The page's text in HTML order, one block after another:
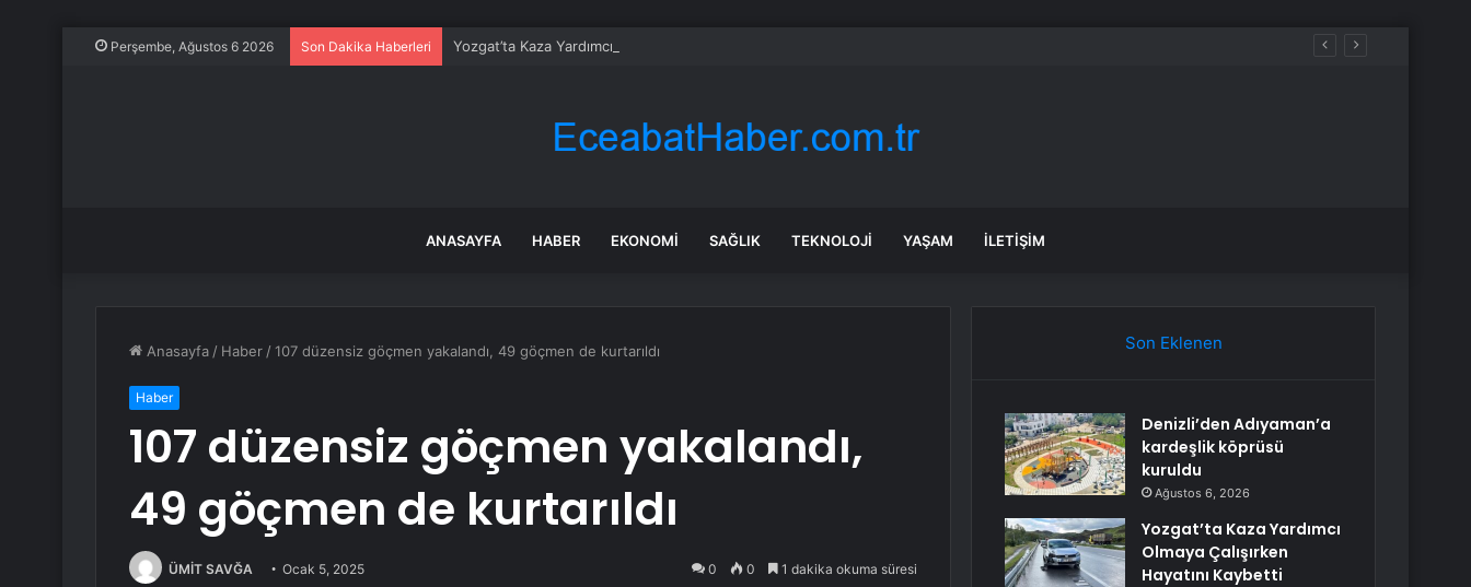
Perşembe, Ağustos 6 2026 Son Dakika Haberleri Yozgat’ta Kaza Yardımcı Olmaya Çalışırken Hayatını Kaybetti
ANASAYFA HABER EKONOMI SAĞLIK TEKNOLOJI YAŞAM İLETIŞIM
Anasayfa / Haber /107 düzensiz göçmen yakalandı, 49 göçmen de kurtarıldı
Haber
107 düzensiz göçmen yakalandı,
49 göçmen de kurtarıldı
ÜMİT SAVĞA Ocak 5, 2025 0 0 1 dakika okuma süresi
Son Eklenen
Denizli’den Adıyaman’a
kardeşlik köprüsü
kuruldu
Ağustos 6, 2026
Yozgat’ta Kaza Yardımcı
Olmaya Çalışırken
Hayatını Kaybetti